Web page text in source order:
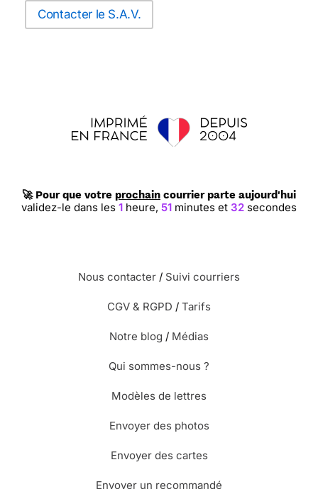
Contacter le S.A.V.
🚀 Pour que votre prochain courrier parte aujourd'hui
validez-le dans les1 heure,51 minutes et31secondes
Nous contacter / Suivi courriers
CGV & RGPD / Tarifs
Notre blog / Médias
Qui sommes-nous ?
Modèles de lettres
Envoyer des photos
Envoyer des cartes
Envoyer un recommandé